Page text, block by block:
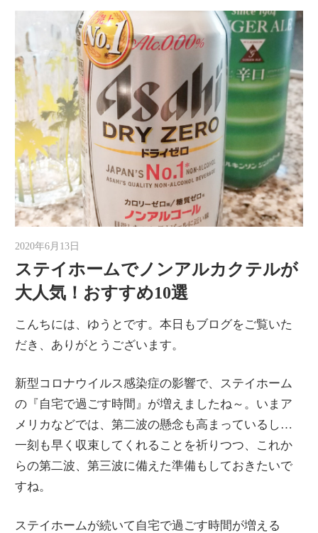
2020年6月13日
ステイホームでノンアルカクテルが
大人気！おすすめ10選
こんちには、ゆうとです。本日もブログをご覧いた
だき、ありがとうございます。
新型コロナウイルス感染症の影響で、ステイホーム
の『自宅で過ごす時間』が増えましたね～。いまア
メリカなどでは、第二波の懸念も高まっているし…
一刻も早く収束してくれることを祈りつつ、これか
らの第二波、第三波に備えた準備もしておきたいで
すね。
ステイホームが続いて自宅で過ごす時間が増える